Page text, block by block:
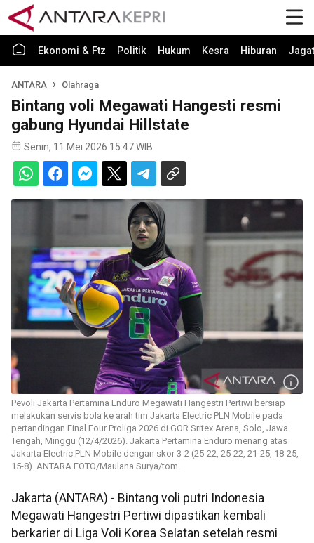
Ekonomi & Ftz Politik Hukum Kesra Hiburan Jagat
ANTARA Olahraga
Bintang voli Megawati Hangesti resmi
gabung Hyundai Hillstate
Senin, 11 Mei 2026 15:47 WIB
Pevoli Jakarta Pertamina Enduro Megawati Hangestri Pertiwi bersiap
melakukan servis bola ke arah tim Jakarta Electric PLN Mobile pada
pertandingan Final Four Proliga 2026 di GOR Sritex Arena, Solo, Jawa
Tengah, Minggu (12/4/2026). Jakarta Pertamina Enduro menang atas
Jakarta Electric PLN Mobile dengan skor 3-2 (25-22, 25-22, 21-25, 18-25,
15-8). ANTARA FOTO/Maulana Surya/tom.
Jakarta (ANTARA) - Bintang voli putri Indonesia
Megawati Hangestri Pertiwi dipastikan kembali
berkarier di Liga Voli Korea Selatan setelah resmi